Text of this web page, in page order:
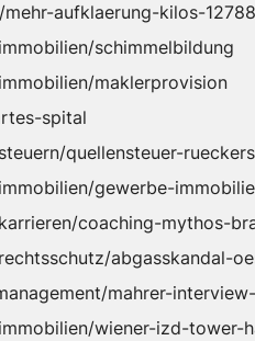
aufklaerung-kilos-
schimmelbildung
maklerprovision
spital
quellensteuer-
gewerbe-
coaching-mythos-
abgasskandal-
mahrer-
wiener-izd-tower-